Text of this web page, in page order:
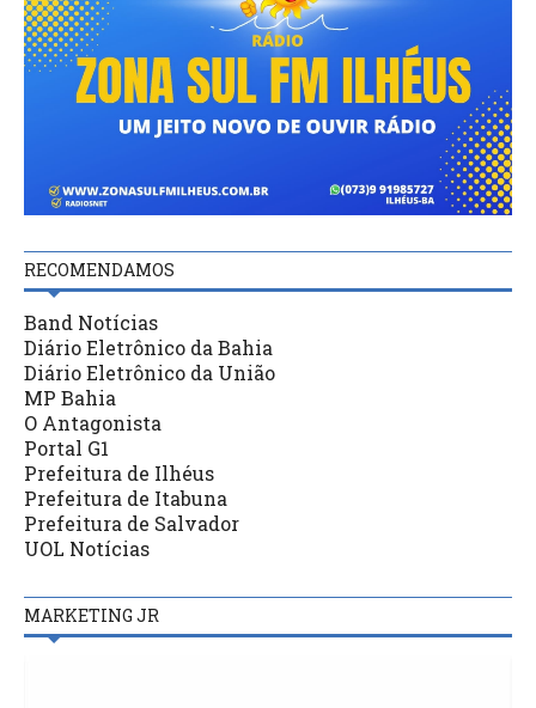
RECOMENDAMOS
Band Notícias
Diário Eletrônico da Bahia
Diário Eletrônico da União
MP Bahia
O Antagonista
Portal G1
Prefeitura de Ilhéus
Prefeitura de Itabuna
Prefeitura de Salvador
UOL Notícias
MARKETING JR